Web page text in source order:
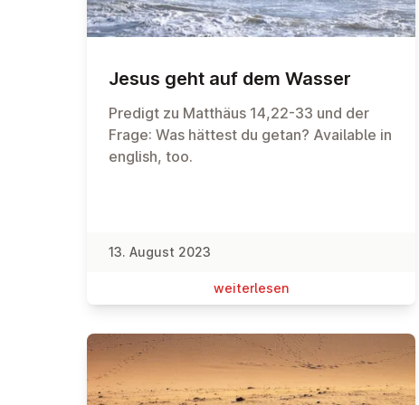
Jesus geht auf dem Wasser
Predigt zu Matthäus 14,22-33 und der
Frage: Was hättest du getan? Available in
english, too.
13. August 2023
wei­ter­le­sen